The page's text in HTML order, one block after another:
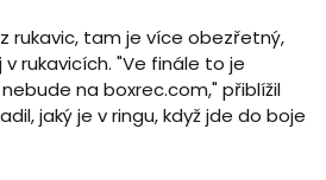
rukavic, tam je více obezřetný,
rukavicích. "Ve finále to je
na boxrec.com," přiblížil
jaký je v ringu, když jde do boje